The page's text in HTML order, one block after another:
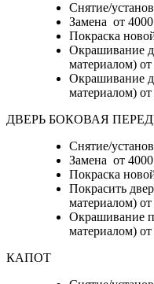
Снятие/
Замена от
Покраска
Окрашивание
материалом)
Окрашивание
материалом)
ДВЕРЬ БОКОВАЯ
Снятие/
Замена от
Покраска
Покрасить
материалом)
Окрашивание
материалом)
КАПОТ